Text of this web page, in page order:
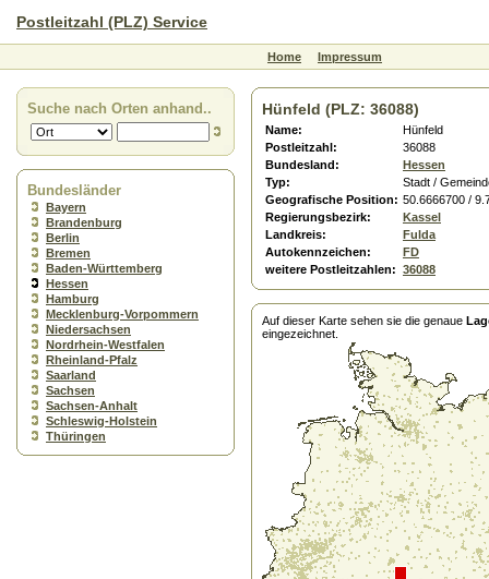
Postleitzahl (PLZ) Service
Home Impressum
Suche nach Orten anhand..
Bundesländer
Bayern
Brandenburg
Berlin
Bremen
Baden-Württemberg
Hessen
Hamburg
Mecklenburg-Vorpommern
Niedersachsen
Nordrhein-Westfalen
Rheinland-Pfalz
Saarland
Sachsen
Sachsen-Anhalt
Schleswig-Holstein
Thüringen
Hünfeld (PLZ: 36088)
Name:
Hünfeld
Postleitzahl:
36088
Bundesland:
Hessen
Typ:
Stadt /
Geografische Position: 50.6666700 /
Regierungsbezirk:
Kassel
Landkreis:
Fulda
Autokennzeichen:
FD
weitere Postleitzahlen: 36088
Auf dieser Karte sehen sie die genaue
eingezeichnet.